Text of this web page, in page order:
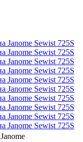
Janome